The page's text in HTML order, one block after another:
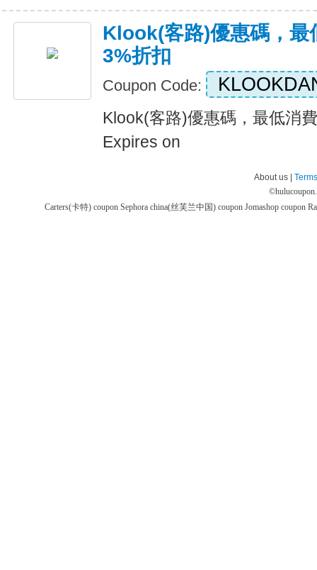
Klook(客路)優惠碼，最
3%折扣
Coupon Code:
Klook(客路)優惠碼，最低消
Expires on
About us |
©
Carters(卡特) coupon Sephora china(丝芙兰中国) coupon Jomashop coupon